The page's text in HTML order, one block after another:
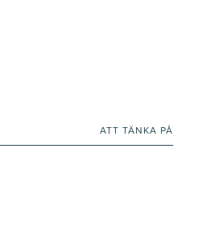
ATT TÄNKA PÅ